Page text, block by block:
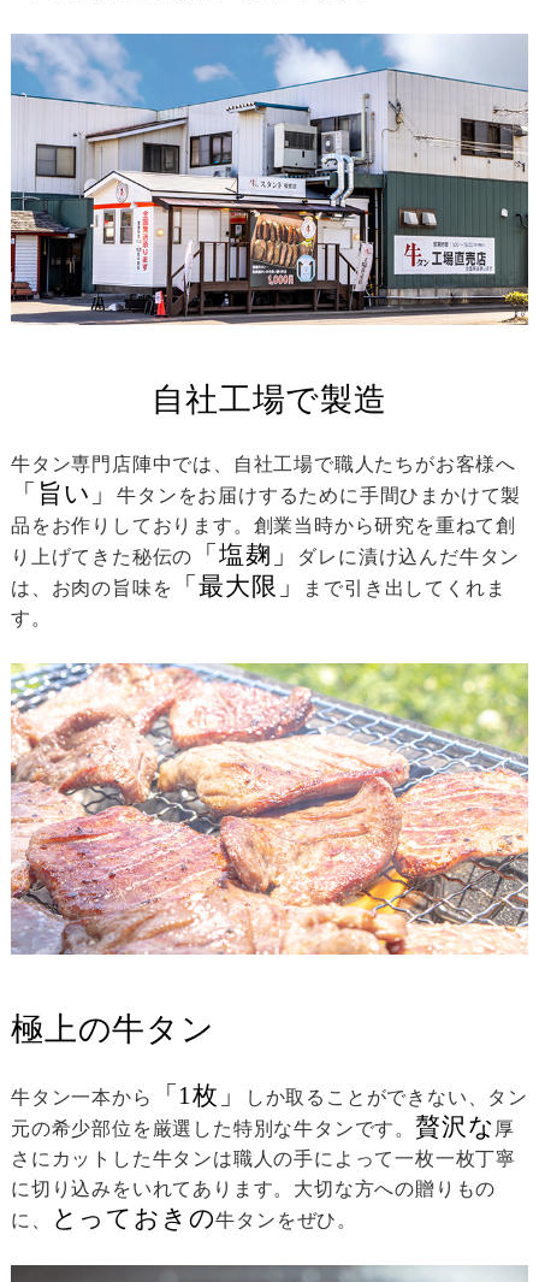
自社工場で製造
牛タン専門店陣中では、自社工場で職人たちがお客様へ
「旨い」牛タンをお届けするために手間ひまかけて製
品をお作りしております。創業当時から研究を重ねて創
り上げてきた秘伝の
「塩麹」
ダレに漬け込んだ牛タン
は、お肉の旨味を
「最大限」
まで引き出してくれま
す。
極上の牛タン
牛タン一本から 「1枚」
しか取ることができない、タン
元の希少部位を厳選した特別な牛タンです。 贅沢な 厚
さにカットした牛タンは職人の手によって一枚一枚丁寧
に切り込みをいれてあります。大切な方への贈りもの
に、
とっておきの牛タンをぜひ。